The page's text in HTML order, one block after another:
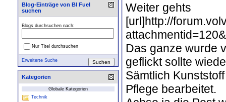
Weiter gehts
[url]http://
Das ganze wurde
geflickt sollte
Sämtlich
Pflege bearbeitet.
Blog-Einträge von BI Fuel
suchen
Blogs durchsuchen nach:
Nur Titel durchsuchen
Erweiterte Suche
Kategorien
Globale Kategorien
Technik